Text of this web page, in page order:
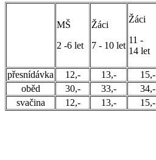
MŠ
2 -6 let
Žáci
7 - 10 let
Žáci
11 -
14 let
přesnídávka 12,- 13,- 15,-
oběd
30,- 33,- 34,-
svačina
12,- 13,- 15,-